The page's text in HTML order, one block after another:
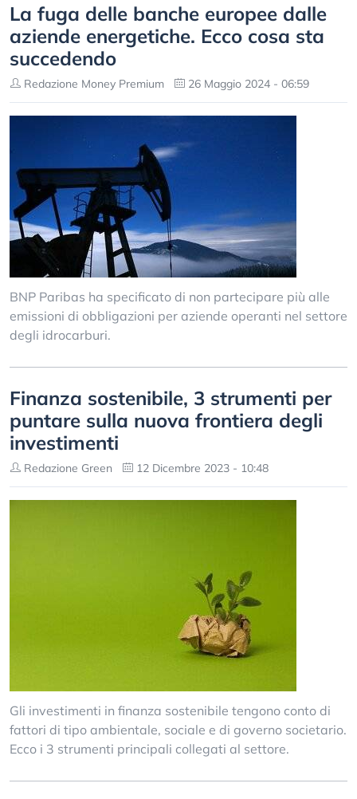
La fuga delle banche europee dalle
aziende energetiche. Ecco cosa sta
succedendo
Redazione Money Premium 26 Maggio 2024 - 06:59
BNP Paribas ha specificato di non partecipare più alle
emissioni di obbligazioni per aziende operanti nel settore
degli idrocarburi.
Finanza sostenibile, 3 strumenti per
puntare sulla nuova frontiera degli
investimenti
Redazione Green 12 Dicembre 2023 - 10:48
Gli investimenti in finanza sostenibile tengono conto di
fattori di tipo ambientale, sociale e di governo societario.
Ecco i 3 strumenti principali collegati al settore.